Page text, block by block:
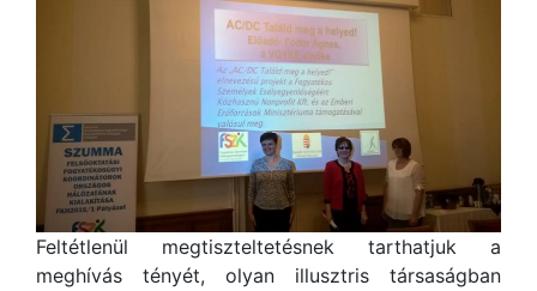
Feltétlenül megtiszteltetésnek tarthatjuk a
meghívás tényét, olyan illusztris társaságban